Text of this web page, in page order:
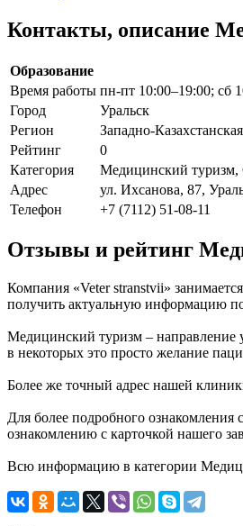
Контакты, описание
Образование
Время работы пн-пт 10:00–19:00; сб
Город
Уральск
Регион
Западно-
Рейтинг
0
Категория
Медицинский туризм,
Адрес
ул. Ихсанова, 87,
Телефон
+7 (7112) 51-08-11
Отзывы и рейтинг
Компания «Veter stranstvii»
получить актуальную информацию
Медицинский туризм – направление
в некоторых это просто желание
Более же точный адрес нашей
Для более подробного
ознакомлению с карточкой нашего
Всю информацию в категории